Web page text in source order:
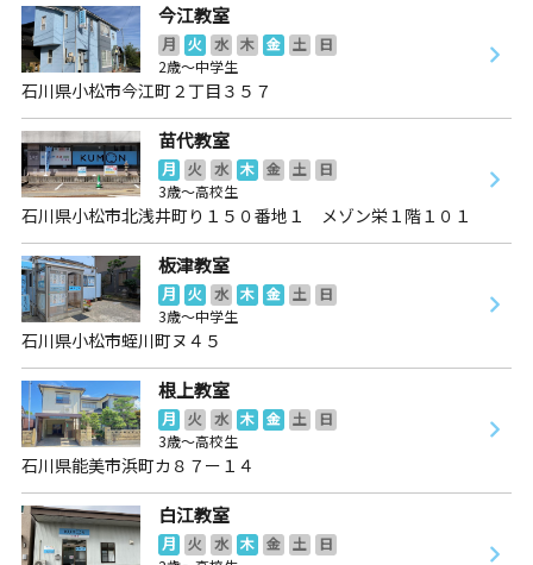
今江教室
月 火 水 木 金 土
日
2歳～中学生
石川県小松市今江町２丁目３５７
苗代教室
月 火 水 木 金 土
日
3歳～高校生
石川県小松市北浅井町り１５０番地１ メゾン栄１階１０１
板津教室
月 火 水 木 金 土
日
3歳～中学生
石川県小松市蛭川町ヌ４５
根上教室
月 火 水 木 金 土
日
3歳～高校生
石川県能美市浜町カ８７ー１４
白江教室
月 火 水 木 金 土
日